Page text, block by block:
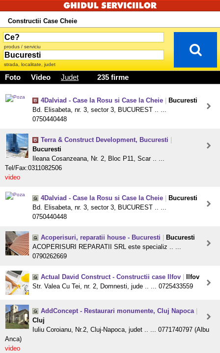
Constructii Case Cheie
produs / serviciu
strada, localitate, judet
Foto Video Judet 235 firme
4Dalviad - Case la Rosu si Case la Cheie
Bucuresti
Bd. Elisabeta, nr. 3, sector 3, BUCUREST .. ...
0750440448
Terra & Construct Development, Bucuresti
Bucuresti
Ileana Cosanzeana, Nr. 2, Bloc P11, Scar .. ...
Tel/Fax:0311082506
video
4Dalviad - Case la Rosu si Case la Cheie
Bucuresti
Bd. Elisabeta, nr. 3, sector 3, BUCUREST .. ...
0750440448
Acoperisuri, reparatii house - Bucuresti
Bucuresti
ACOPERISURI REPARATII SRL este specializ .. ...
0790262669
Actual David Construct - Constructii case Ilfov
Ilfov
Str. Valea Cu Tei, nr. 2, Domnesti, jude .. ... 0725433559
AddConcept - Restaurari monumente, Cluj Napoca
Cluj
Iuliu Coroianu, Nr.2, Cluj-Napoca, judet .. ... 0771740797 (Albu
Anca)
video